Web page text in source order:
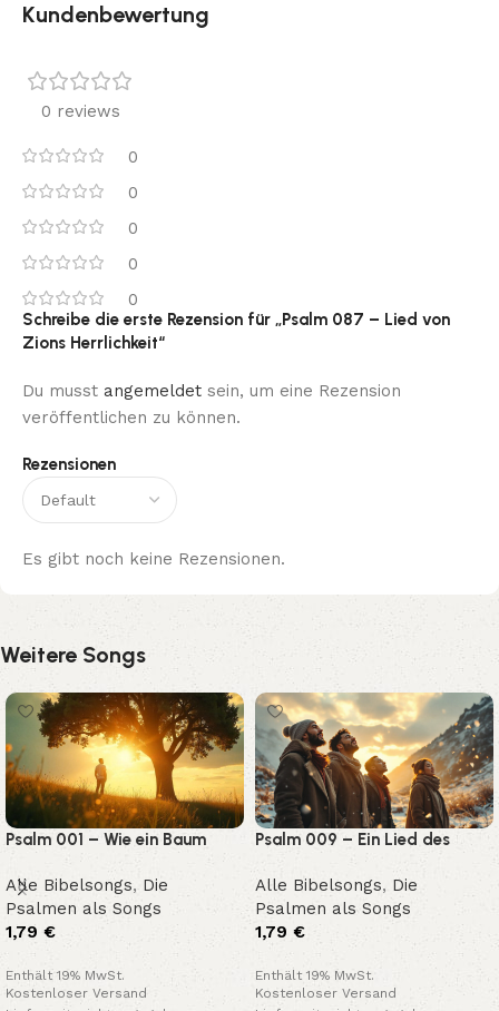
Kundenbewertung
0 reviews
0
0
0
0
0
Rezensionen
Es gibt noch keine Rezensionen.
Schreibe die erste Rezension für „Psalm 087 – Lied von
Zions Herrlichkeit“
Du musst angemeldet sein, um eine Rezension
veröffentlichen zu können.
Weitere Songs
Psalm 001 – Wie ein Baum
Alle Bibelsongs, Die
Psalmen als Songs
1,79 €
Enthält 19% MwSt.
Kostenloser Versand
Psalm 009 – Ein Lied des
Lobes und Vertrauens
Alle Bibelsongs, Die
Psalmen als Songs
1,79 €
Enthält 19% MwSt.
Kostenloser Versand